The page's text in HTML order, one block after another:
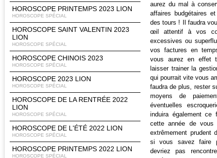
HOROSCOPE PRINTEMPS 2023 LION
HOROSCOPE SPÉCIAL
HOROSCOPE SAINT VALENTIN 2023
LION
HOROSCOPE SPÉCIAL
HOROSCOPE CHINOIS 2023
HOROSCOPE SPÉCIAL
HOROSCOPE 2023 LION
HOROSCOPE SPÉCIAL
HOROSCOPE DE LA RENTRÉE 2022
LION
HOROSCOPE SPÉCIAL
HOROSCOPE DE L'ÉTÉ 2022 LION
HOROSCOPE SPÉCIAL
HOROSCOPE PRINTEMPS 2022 LION
HOROSCOPE SPÉCIAL
aurez du mal à
affaires budgétaires
des tours ! Il faudra
œil attentif à vos
excessives ou
vos factures en
vous aurez en effet
laisser trainer la
qui pourrait vite vous
faudra de plus, rester
moyens de
éventuelles
induira également
cette année de
extrêmement prudent
si vous savez faire
devriez pas